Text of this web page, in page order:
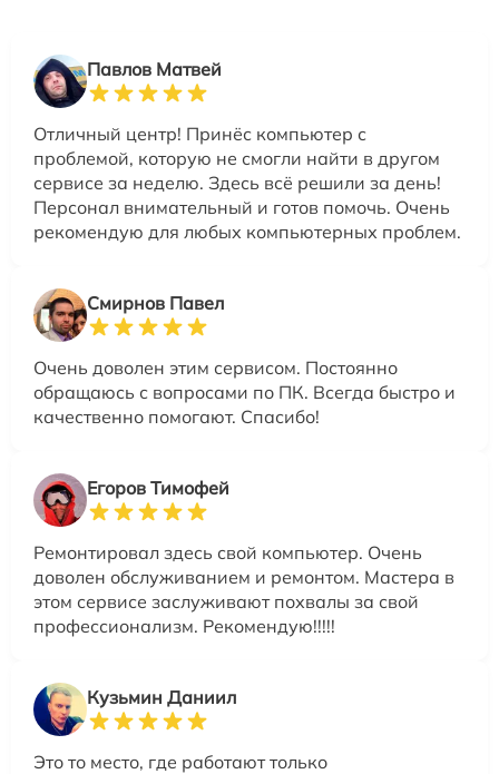
Павлов Матвей
Отличный центр! Принёс компьютер с
проблемой, которую не смогли найти в другом
сервисе за неделю. Здесь всё решили за день!
Персонал внимательный и готов помочь. Очень
рекомендую для любых компьютерных проблем.
Смирнов Павел
Очень доволен этим сервисом. Постоянно
обращаюсь с вопросами по ПК. Всегда быстро и
качественно помогают. Спасибо!
Егоров Тимофей
Ремонтировал здесь свой компьютер. Очень
доволен обслуживанием и ремонтом. Мастера в
этом сервисе заслуживают похвалы за свой
профессионализм. Рекомендую!!!!!
Кузьмин Даниил
Это то место, где работают только